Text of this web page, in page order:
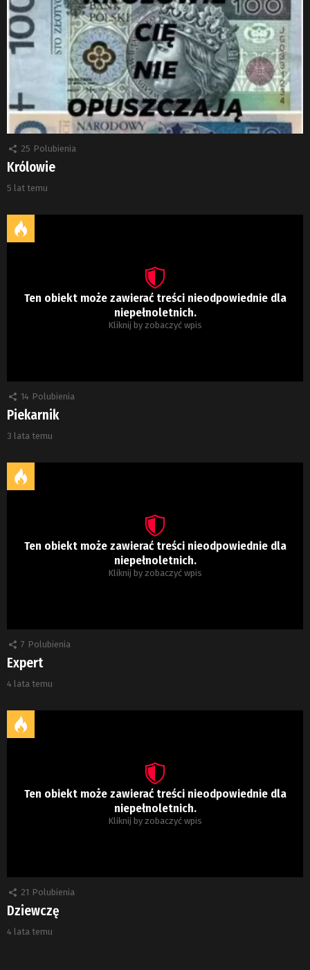
25 Polubienia
Królowie
5 lat temu
Ten obiekt może zawierać treści nieodpowiednie dla
niepełnoletnich.
Kliknij by zobaczyć wpis
14 Polubienia
Piekarnik
3 lata temu
Ten obiekt może zawierać treści nieodpowiednie dla
niepełnoletnich.
Kliknij by zobaczyć wpis
7 Polubienia
Expert
4 lata temu
Ten obiekt może zawierać treści nieodpowiednie dla
niepełnoletnich.
Kliknij by zobaczyć wpis
21 Polubienia
Dziewczę
4 lata temu